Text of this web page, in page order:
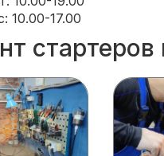
10.00-17.00